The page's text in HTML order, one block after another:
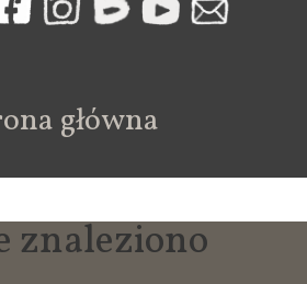
główna
znaleziono